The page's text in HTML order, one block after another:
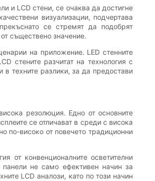
и LCD стени, се очаква да достигне
визуализации, подчертава
се стремят да подобрят
съществено значение.
на приложение. LED стенните
стените разчитат на технология с
техните разлики, за да предостави
резолюция. Едно от основните
се отличават в среди с висока
по-високо от повечето традиционни
от конвенционалните осветителни
не само ефективен начин за
LCD аналози, като по този начин